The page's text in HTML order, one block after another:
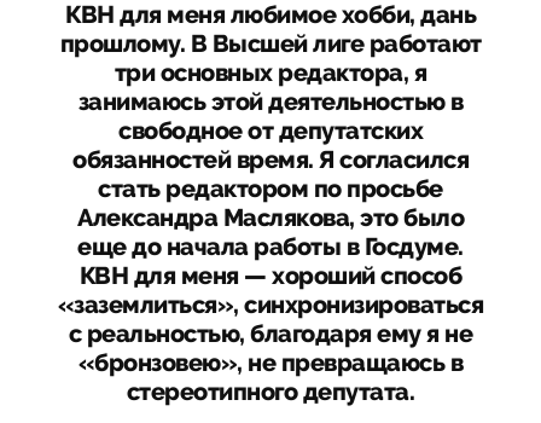
КВН для меня любимое хобби, дань
прошлому. В Высшей лиге работают
три основных редактора, я
занимаюсь этой деятельностью в
свободное от депутатских
обязанностей время. Я согласился
стать редактором по просьбе
Александра Маслякова, это было
еще до начала работы в Госдуме.
КВН для меня — хороший способ
«заземлиться», синхронизироваться
с реальностью, благодаря ему я не
«бронзовею», не превращаюсь в
стереотипного депутата.